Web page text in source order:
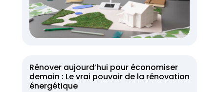
Rénover aujourd’hui pour économiser
demain : Le vrai pouvoir de la rénovation
énergétique